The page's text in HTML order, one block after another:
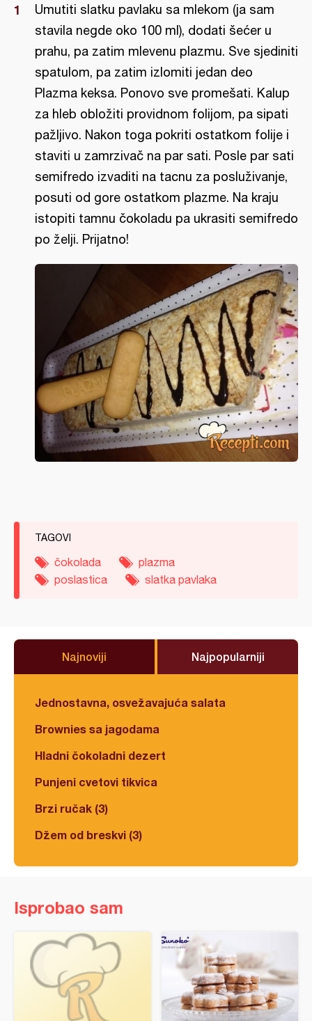
Umutiti slatku pavlaku sa mlekom (ja sam
stavila negde oko 100 ml), dodati šećer u
prahu, pa zatim mlevenu plazmu. Sve sjediniti
spatulom, pa zatim izlomiti jedan deo
Plazma keksa. Ponovo sve promešati. Kalup
za hleb obložiti providnom folijom, pa sipati
pažljivo. Nakon toga pokriti ostatkom folije i
staviti u zamrzivač na par sati. Posle par sati
semifredo izvaditi na tacnu za posluživanje,
posuti od gore ostatkom plazme. Na kraju
istopiti tamnu čokoladu pa ukrasiti semifredo
po želji. Prijatno!
TAGOVI
čokolada
plazma
poslastica
slatka pavlaka
Najnoviji Najpopularniji
Jednostavna, osvežavajuća salata
Brownies sa jagodama
Hladni čokoladni dezert
Punjeni cvetovi tikvica
Brzi ručak (3)
Džem od breskvi (3)
Isprobao sam